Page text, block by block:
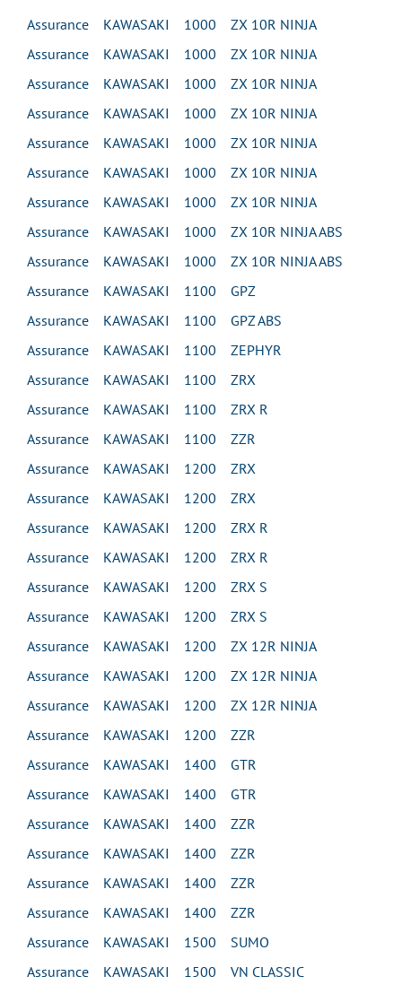
Assurance KAWASAKI 1000 ZX 10R NINJA
Assurance KAWASAKI 1000 ZX 10R NINJA
Assurance KAWASAKI 1000 ZX 10R NINJA
Assurance KAWASAKI 1000 ZX 10R NINJA
Assurance KAWASAKI 1000 ZX 10R NINJA
Assurance KAWASAKI 1000 ZX 10R NINJA
Assurance KAWASAKI 1000 ZX 10R NINJA
Assurance KAWASAKI 1000 ZX 10R NINJA ABS
Assurance KAWASAKI 1000 ZX 10R NINJA ABS
Assurance KAWASAKI 1100 GPZ
Assurance KAWASAKI 1100 GPZ ABS
Assurance KAWASAKI 1100 ZEPHYR
Assurance KAWASAKI 1100 ZRX
Assurance KAWASAKI 1100 ZRX R
Assurance KAWASAKI 1100 ZZR
Assurance KAWASAKI 1200 ZRX
Assurance KAWASAKI 1200 ZRX
Assurance KAWASAKI 1200 ZRX R
Assurance KAWASAKI 1200 ZRX R
Assurance KAWASAKI 1200 ZRX S
Assurance KAWASAKI 1200 ZRX S
Assurance KAWASAKI 1200 ZX 12R NINJA
Assurance KAWASAKI 1200 ZX 12R NINJA
Assurance KAWASAKI 1200 ZX 12R NINJA
Assurance KAWASAKI 1200 ZZR
Assurance KAWASAKI 1400 GTR
Assurance KAWASAKI 1400 GTR
Assurance KAWASAKI 1400 ZZR
Assurance KAWASAKI 1400 ZZR
Assurance KAWASAKI 1400 ZZR
Assurance KAWASAKI 1400 ZZR
Assurance KAWASAKI 1500 SUMO
Assurance KAWASAKI 1500 VN CLASSIC